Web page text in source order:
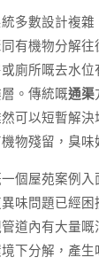
多數設計複
有機物分解
廁所嘅去水
。傳統嘅通渠
可以短暫解
物殘留，臭味
個屋苑案例
味問題已經
道內有大量
下分解，產